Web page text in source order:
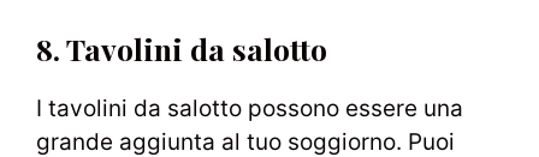
8. Tavolini da salotto
I tavolini da salotto possono essere una
grande aggiunta al tuo soggiorno. Puoi